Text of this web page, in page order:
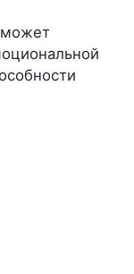
может